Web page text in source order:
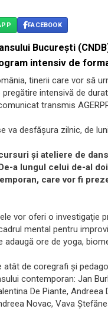
FACEBOOK
Bucureşti
intensiv de
tinerii care vor să
intensivă de
transmis
va desfăşura zilnic, de
şi ateliere de
a lungul celui de-al
care vor fi
vor oferi o investigaţie
mental pentru
adaugă ore de yoga,
de coregrafi şi
contemporan: Jan
De Piante,
Novac, Vava